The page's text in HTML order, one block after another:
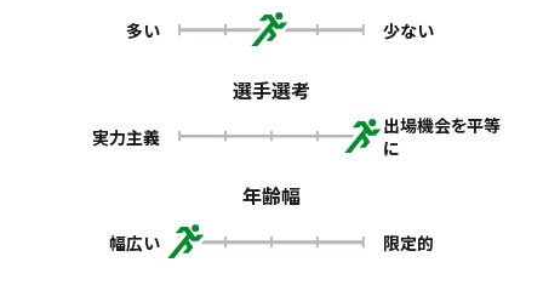
多い 少ない
選手選考
実力主義
出場機会を平等
に
年齢幅
幅広い 限定的